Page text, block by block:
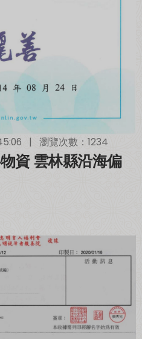
| 瀏覽次數：1234
資 雲林縣沿海偏